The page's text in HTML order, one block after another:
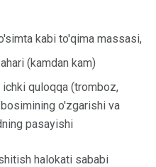
kabi to'qima massasi,
(kamdan kam)
quloqqa (tromboz,
o'zgarishi va
pasayishi
halokati sababi